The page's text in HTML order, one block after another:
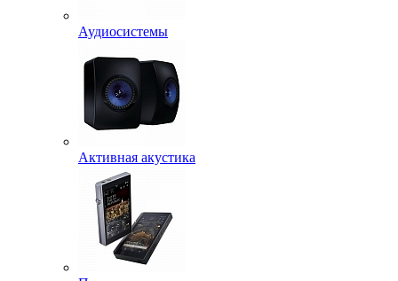
Аудиосистемы
Активная акустика